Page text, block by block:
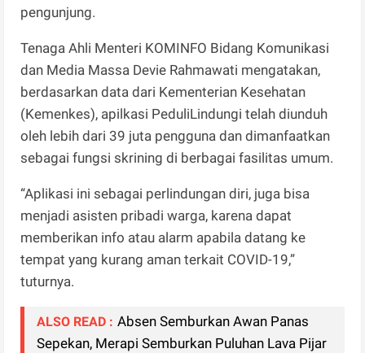
pengunjung.
Tenaga Ahli Menteri KOMINFO Bidang Komunikasi
dan Media Massa Devie Rahmawati mengatakan,
berdasarkan data dari Kementerian Kesehatan
(Kemenkes), apilkasi PeduliLindungi telah diunduh
oleh lebih dari 39 juta pengguna dan dimanfaatkan
sebagai fungsi skrining di berbagai fasilitas umum.
“Aplikasi ini sebagai perlindungan diri, juga bisa
menjadi asisten pribadi warga, karena dapat
memberikan info atau alarm apabila datang ke
tempat yang kurang aman terkait COVID-19,”
tuturnya.
ALSO READ : Absen Semburkan Awan Panas
Sepekan, Merapi Semburkan Puluhan Lava Pijar